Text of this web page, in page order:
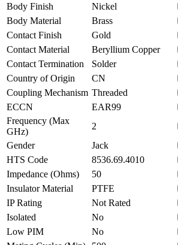
Body Finish
Nickel
Body Material
Brass
Contact Finish
Gold
Contact Material
Beryllium Copper
Contact Termination
Solder
Country of Origin
CN
Coupling Mechanism Threaded
ECCN
EAR99
Frequency (Max
GHz)
2
Gender
Jack
HTS Code
8536.69.4010
Impedance (Ohms)
50
Insulator Material
PTFE
IP Rating
Not Rated
Isolated
No
Low PIM
No